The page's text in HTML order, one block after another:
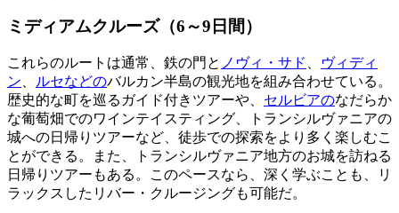
ミディアムクルーズ（6～9日間）
これらのルートは通常、鉄の門と ノヴィ・サド 、
ヴィディ
ン、 ルセなどのバルカン半島の観光地を組み合わせている。
歴史的な町を巡るガイド付きツアーや、 セルビアのなだらか
な葡萄畑でのワインテイスティング、トランシルヴァニアの
城への日帰りツアーなど、徒歩での探索をより多く楽しむこ
とができる。また、トランシルヴァニア地方のお城を訪ねる
日帰りツアーもある。このペースなら、深く学ぶことも、リ
ラックスしたリバー・クルージングも可能だ。